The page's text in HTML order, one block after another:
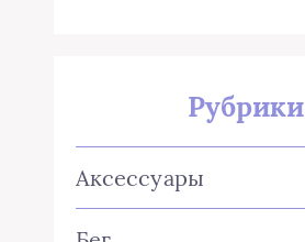
Рубрики
Аксессуары